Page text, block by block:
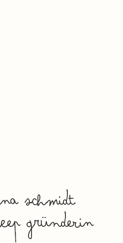
schmidt
gründerin